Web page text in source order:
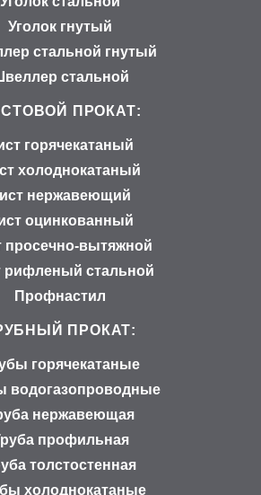
Уголок гнутый
стальной гнутый
стальной
ПРОКАТ:
горячекатаный
холоднокатаный
нержавеющий
оцинкованный
просечно-вытяжной
рифленый стальной
Профнастил
ПРОКАТ:
горячекатаные
водогазопроводные
нержавеющая
профильная
толстостенная
холоднокатаные